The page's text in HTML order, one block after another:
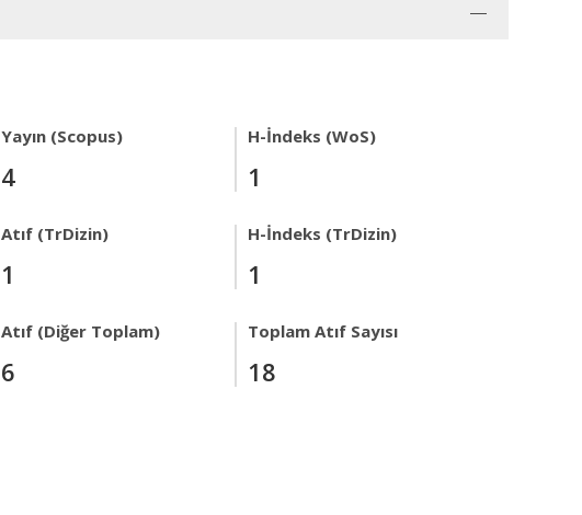
Yayın (Scopus)
4
H-İndeks (WoS)
1
Atıf (TrDizin)
1
H-İndeks (TrDizin)
1
Atıf (Diğer Toplam)
6
Toplam Atıf Sayısı
18